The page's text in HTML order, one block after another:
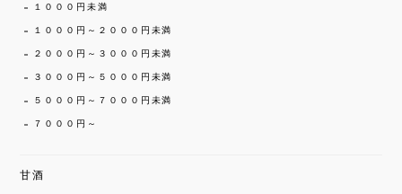
１０００円未満
１０００円～２０００円未満
２０００円～３０００円未満
３０００円～５０００円未満
５０００円～７０００円未満
７０００円～
甘酒